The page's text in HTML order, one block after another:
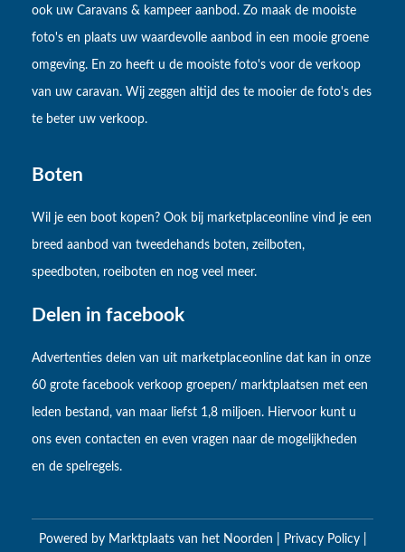
ook uw Caravans & kampeer aanbod. Zo maak de mooiste
foto's en plaats uw waardevolle aanbod in een mooie groene
omgeving. En zo heeft u de mooiste foto's voor de verkoop
van uw caravan. Wij zeggen altijd des te mooier de foto's des
te beter uw verkoop.
Boten
Wil je een boot kopen? Ook bij marketplaceonline vind je een
breed aanbod van tweedehands boten, zeilboten,
speedboten, roeiboten en nog veel meer.
Delen in facebook
Advertenties delen van uit marketplaceonline dat kan in onze
60 grote facebook verkoop groepen/ marktplaatsen met een
leden bestand, van maar liefst 1,8 miljoen. Hiervoor kunt u
ons even contacten en even vragen naar de mogelijkheden
en de spelregels.
Powered by Marktplaats van het Noorden Privacy Policy